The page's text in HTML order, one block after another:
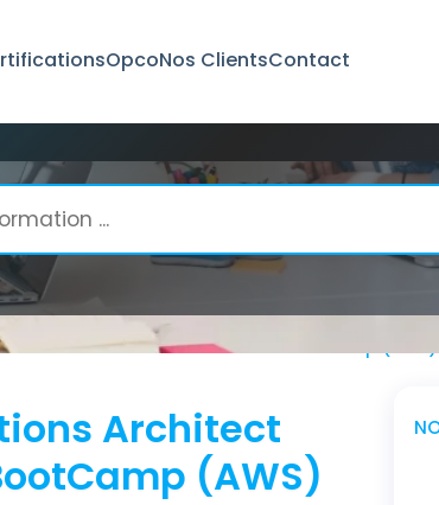
OpcoNos ClientsContact
Associate Certification BootCamp (AWS)
Architect
(AWS)